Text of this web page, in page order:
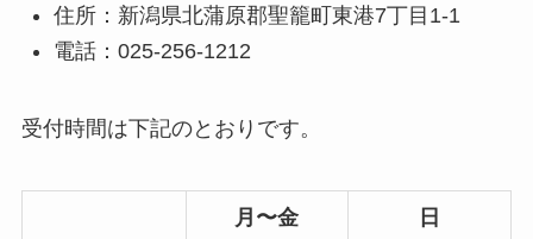
住所：新潟県北蒲原郡聖籠町東港7丁目1-1
電話：025-256-1212
受付時間は下記のとおりです。
月〜金 日